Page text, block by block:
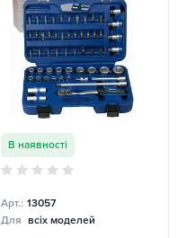
В наявності
Арт.: 13057
Для всіх моделей